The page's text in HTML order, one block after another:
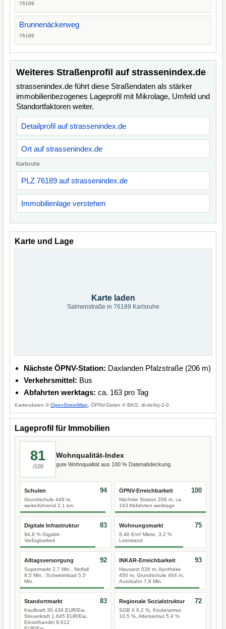
76189
Brunnenäckerweg
76189
Weiteres Straßenprofil auf strassenindex.de
strassenindex.de führt diese Straßendaten als stärker
immobilienbezogenes Lageprofil mit Mikrolage, Umfeld und
Standortfaktoren weiter.
Detailprofil auf strassenindex.de
Ort auf strassenindex.de
Karlsruhe
PLZ 76189 auf strassenindex.de
Immobilienlage verstehen
Karte und Lage
Karte laden
Salmenstraße in 76189 Karlsruhe
Nächste ÖPNV-Station: Daxlanden Pfalzstraße (206 m)
Verkehrsmittel: Bus
Abfahrten werktags: ca. 163 pro Tag
Kartendaten ©OpenStreetMap , ÖPNV-Daten © BKG, dl-de/by-2-0.
Lageprofil für Immobilien
81
/100
Wohnqualität-Index
gute Wohnqualität aus 100 % Datenabdeckung.
Schulen
Grundschule 449 m,
weiterführend 2,1 km
94 ÖPNV-Erreichbarkeit
Nächste Station 206 m, ca.
163 Abfahrten werktags
100
Digitale Infrastruktur
94,8 % Gigabit-
Verfügbarkeit
83 Wohnungsmarkt
8,46 €/m² Miete, 3,2 %
Leerstand
75
Alltagsversorgung
Supermarkt 2,7 Min., Notfall
8,5 Min., Schwimmbad 5,5
Min.
92 INKAR-Erreichbarkeit
Hausarzt 526 m, Apotheke
450 m, Grundschule 464 m,
Autobahn 7,8 Min.
93
Standortmarkt
Kaufkraft 30.439 EUR/Ew.,
Steuerkraft 1.645 EUR/Ew.,
Einzelhandel 9.612
83 Regionale Sozialstruktur
SGB II 6,2 %, Kinderarmut
10,5 %, Altersarmut 5,4 %
72